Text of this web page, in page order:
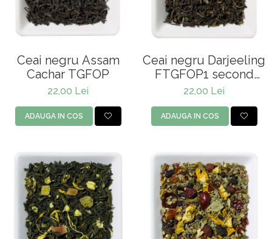
Ceai negru Assam
Cachar TGFOP
22,00 Lei
ADAUGA IN COS
Ceai negru Darjeeling
FTGFOP1 second
flush blend
22,00 Lei
ADAUGA IN COS